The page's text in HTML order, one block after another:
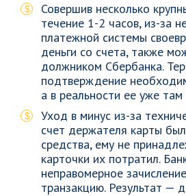
Совершив несколько
течение 1-2 часов, из-за
платежной системы
деньги со счета, также
должником Сбербанка.
подтверждение
а в реальности ее уже там
Уход в минус из-за
счет держателя карты
средства, ему не
карточки их потратил.
неправомерное
транзакцию. Результат —